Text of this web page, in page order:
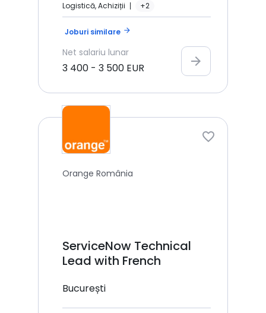
Logistică, Achiziții
+2
Joburi similare arrow_forward
Net salariu lunar
3 400 - 3 500 EUR arrow_forward
Orange România
ServiceNow Technical
Lead with French
București